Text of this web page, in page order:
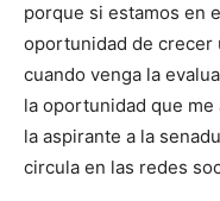
porque si estamos en
oportunidad de crecer
cuando venga la
la oportunidad que me
la aspirante a la
circula en las redes